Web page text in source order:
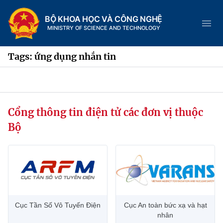
BỘ KHOA HỌC VÀ CÔNG NGHỆ
MINISTRY OF SCIENCE AND TECHNOLOGY
Trang chủ
Chức năng nhiệm vụ
Tin tức sự kiện
Hệ thống văn bản
Tags: ứng dụng nhắn tin
Cổng thông tin điện tử các đơn vị thuộc
Bộ
Cục Tần Số Vô Tuyến Điện
Cục An toàn bức xạ và hạt
nhân